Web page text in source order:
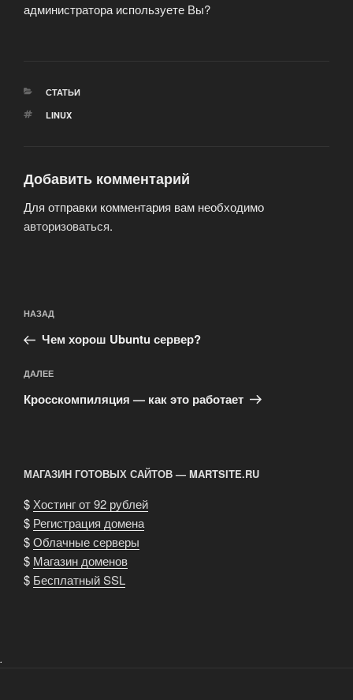
администратора используете Вы?
РУБРИКИ
СТАТЬИ
МЕТКИ
LINUX
Добавить комментарий
Для отправки комментария вам необходимо
авторизоваться.
по
записям
Предыдущая
запись:
НАЗАД
Чем хорош Ubuntu сервер?
Следующая
запись
ДАЛЕЕ
Кросскомпиляция — как это работает
МАГАЗИН ГОТОВЫХ САЙТОВ — MARTSITE.RU
$Хостинг от 92 рублей
$ Регистрация домена
$Облачные серверы
$ Магазин доменов
$ Бесплатный SSL
.